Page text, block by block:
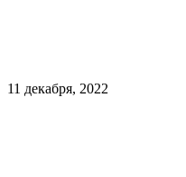
11 декабря, 2022